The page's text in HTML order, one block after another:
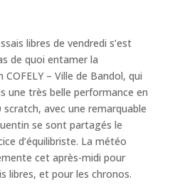
libres de vendredi s’est
de quoi entamer la
– Ville de Bandol, qui
une très belle performance en
avec une remarquable
se sont partagés le
d’équilibriste. La météo
cet après-midi pour
libres, et pour les chronos.